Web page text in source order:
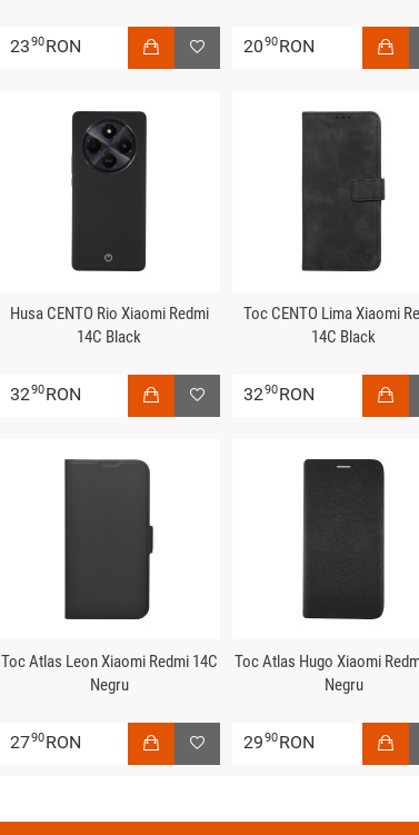
2390RON 2090RON
Husa CENTO Rio Xiaomi Redmi
14C Black
3290RON
Toc CENTO Lima Xiaomi
14C Black
3290RON
Toc Atlas Leon Xiaomi Redmi 14C
Negru
2790RON
Toc Atlas Hugo Xiaomi
Negru
2990RON